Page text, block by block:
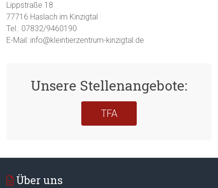
Lippstraße 18
77716 Haslach im Kinzigtal
Tel.: 07832/9460190
E-Mail: info@kleintierzentrum-kinzigtal.de
Unsere Stellenangebote:
TFA
Über uns